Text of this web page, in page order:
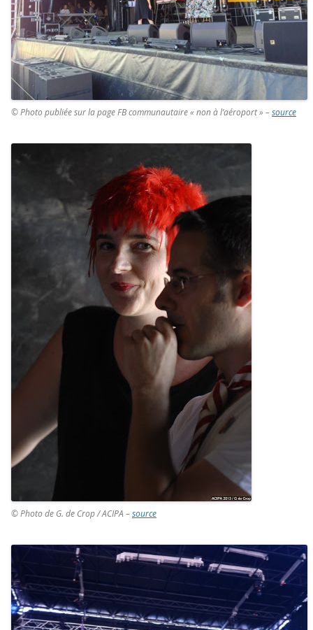
© Photo publiée sur la page FB communautaire « non à l’aéroport » –source
© Photo de G. de Crop / ACIPA –source